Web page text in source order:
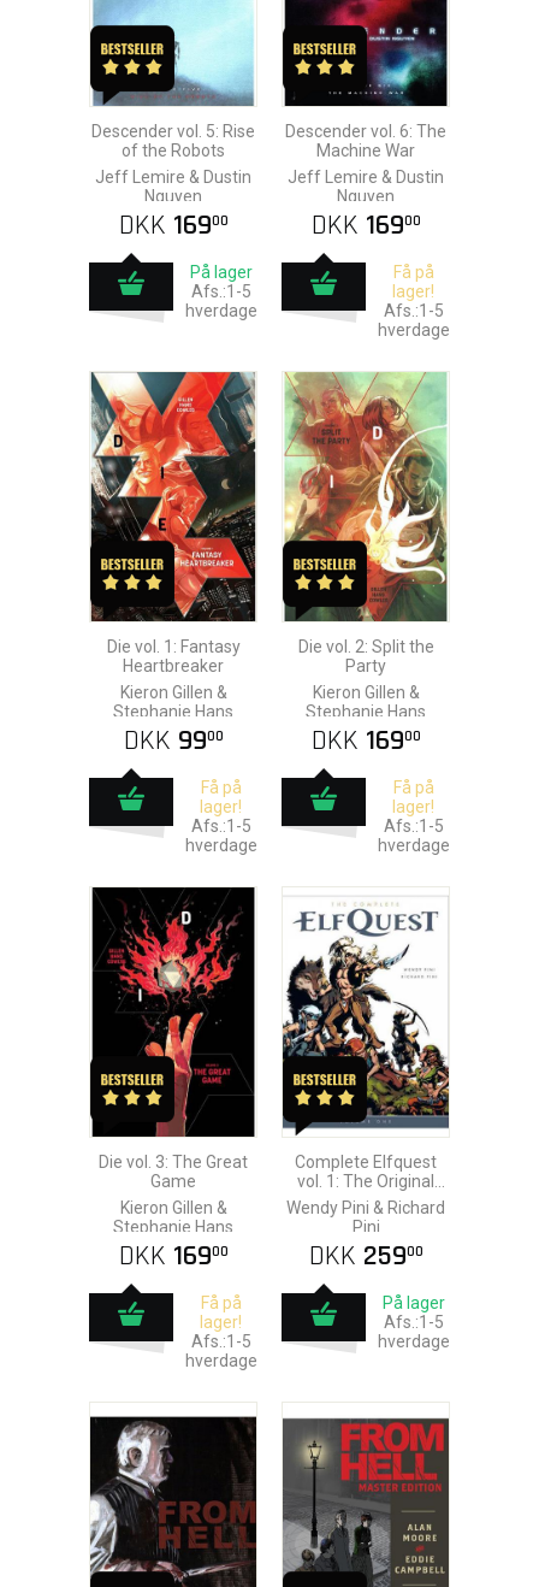
Descender vol. 5: Rise
of the Robots
Jeff Lemire & Dustin
Nguyen
DKK 16900
På lager
Afs.:1-5
hverdage
Descender vol. 6: The
Machine War
Jeff Lemire & Dustin
Nguyen
DKK 16900
Få på
lager!
Afs.:1-5
hverdage
Die vol. 1: Fantasy
Heartbreaker
Kieron Gillen &
Stephanie Hans
DKK 9900
Få på
lager!
Afs.:1-5
hverdage
Die vol. 2: Split the
Party
Kieron Gillen &
Stephanie Hans
DKK 16900
Få på
lager!
Afs.:1-5
hverdage
Die vol. 3: The Great
Game
Kieron Gillen &
Stephanie Hans
DKK 16900
Få på
lager!
Afs.:1-5
hverdage
Complete Elfquest
vol. 1: The Original
Quest
Wendy Pini & Richard
Pini
DKK 25900
På lager
Afs.:1-5
hverdage